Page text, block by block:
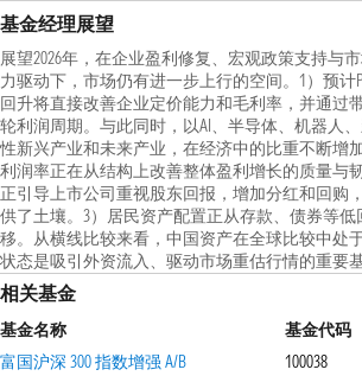
基金经理展望
展望2026年，在企业盈利修复、宏观政策支持与
力驱动下，市场仍有进一步上行的空间。1）预计
回升将直接改善企业定价能力和毛利率，并通过
轮利润周期。与此同时，以AI、半导体、机器人
性新兴产业和未来产业，在经济中的比重不断增
利润率正在从结构上改善整体盈利增长的质量与
正引导上市公司重视股东回报，增加分红和回购
供了土壤。3）居民资产配置正从存款、债券等
移。从横线比较来看，中国资产在全球比较中处
状态是吸引外资流入、驱动市场重估行情的重要基
相关基金
基金名称 基金代码
富国沪深 300 指数增强 A/B
100038